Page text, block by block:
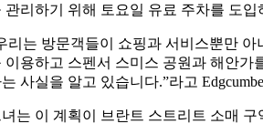
관리하기 위해 토요일 유료 주차를 도
리는 방문객들이 쇼핑과 서비스뿐만
이용하고 스펜서 스미스 공원과 해안가
사실을 알고 있습니다.”라고
는 이 계획이 브란트 스트리트 소매